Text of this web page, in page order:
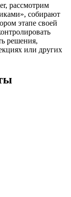
рассмотрим
собирают
этапе своей
решения,
или других